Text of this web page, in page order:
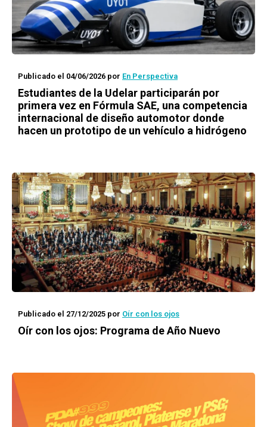
Publicado el 04/06/2026 por En Perspectiva
Estudiantes de la Udelar participarán por
primera vez en Fórmula SAE, una competencia
internacional de diseño automotor donde
hacen un prototipo de un vehículo a hidrógeno
Publicado el 27/12/2025 por Oír con los ojos
Oír con los ojos: Programa de Año Nuevo